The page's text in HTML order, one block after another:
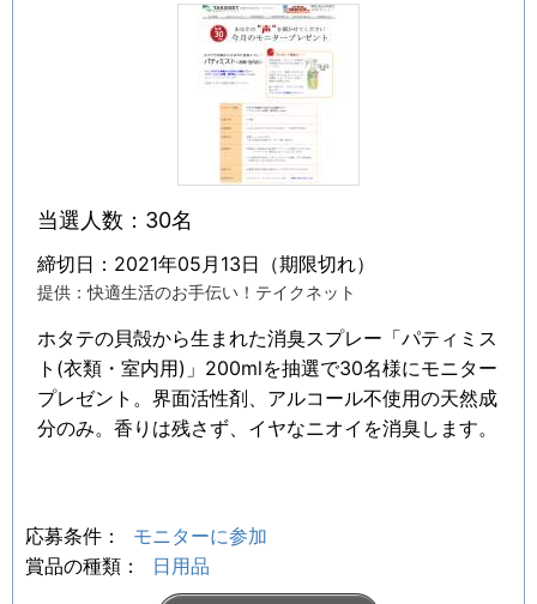
当選人数：30名
締切日：2021年05月13日（期限切れ）
提供：快適生活のお手伝い！テイクネット
ホタテの貝殻から生まれた消臭スプレー「パティミス
ト(衣類・室内用)」200mlを抽選で30名様にモニター
プレゼント。界面活性剤、アルコール不使用の天然成
分のみ。香りは残さず、イヤなニオイを消臭します。
応募条件：
モニターに参加
賞品の種類：
日用品